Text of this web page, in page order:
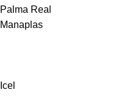
Palma Real
Manaplas
Icel